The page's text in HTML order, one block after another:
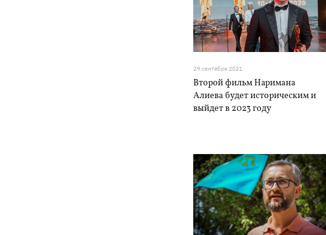
29 сентября 2021
Второй фильм Наримана
Алиева будет историческим и
выйдет в 2023 году